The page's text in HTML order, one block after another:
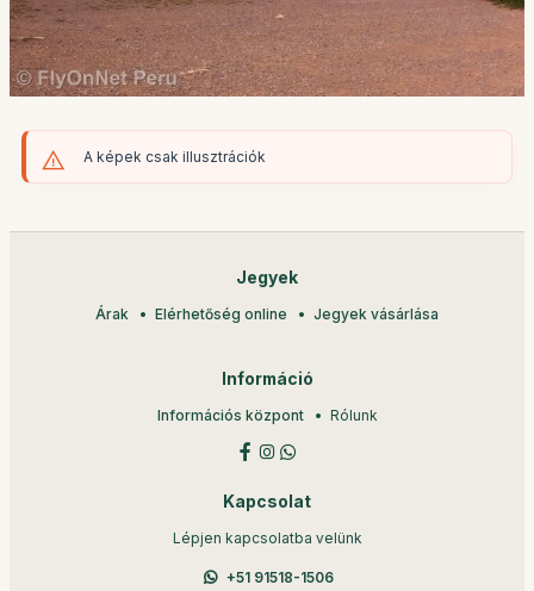
A képek csak illusztrációk
Jegyek
Árak Elérhetőség online Jegyek vásárlása
Információ
Információs központ Rólunk
Kapcsolat
Lépjen kapcsolatba velünk
+51 91518-1506